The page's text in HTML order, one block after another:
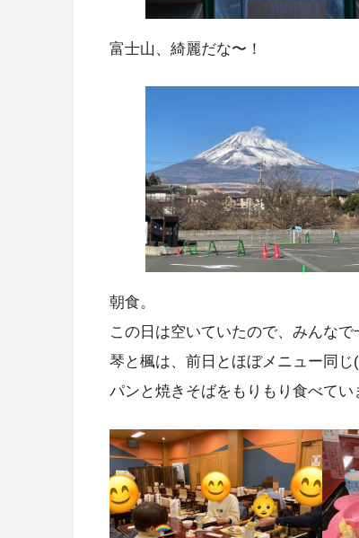
富士山、綺麗だな〜！
朝食。
この日は空いていたので、みんな
琴と楓は、前日とほぼメニュー同じ
パンと焼きそばをもりもり食べてい